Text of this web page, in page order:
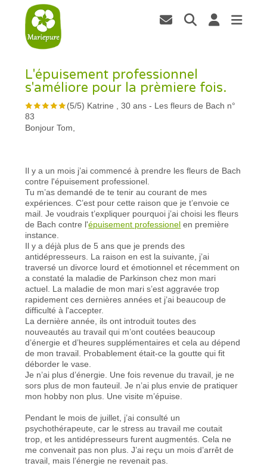
L'épuisement professionnel
s'améliore pour la prèmiere fois.
(5/5) Katrine , 30 ans - Les fleurs de Bach n°
83
Bonjour Tom,
Il y a un mois j’ai commencé à prendre les fleurs de Bach
contre l'épuisement professionel.
Tu m’as demandé de te tenir au courant de mes
expériences. C’est pour cette raison que je t’envoie ce
mail. Je voudrais t’expliquer pourquoi j’ai choisi les fleurs
de Bach contre l'épuisement professionel en première
instance.
Il y a déjà plus de 5 ans que je prends des
antidépresseurs. La raison en est la suivante, j’ai
traversé un divorce lourd et émotionnel et récemment on
a constaté la maladie de Parkinson chez mon mari
actuel. La maladie de mon mari s’est aggravée trop
rapidement ces dernières années et j’ai beaucoup de
difficulté à l'accepter.
La dernière année, ils ont introduit toutes des
nouveautés au travail qui m’ont coutées beaucoup
d’énergie et d’heures supplémentaires et cela au dépend
de mon travail. Probablement était-ce la goutte qui fit
déborder le vase.
Je n’ai plus d’énergie. Une fois revenue du travail, je ne
sors plus de mon fauteuil. Je n’ai plus envie de pratiquer
mon hobby non plus. Une visite m’épuise.
Pendant le mois de juillet, j’ai consulté un
psychothérapeute, car le stress au travail me coutait
trop, et les antidépresseurs furent augmentés. Cela ne
me convenait pas non plus. J’ai reçu un mois d’arrêt de
travail, mais l’énergie ne revenait pas.